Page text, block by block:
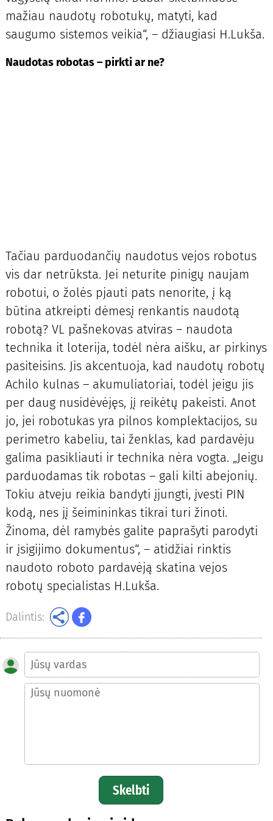
mažiau naudotų robotukų, matyti, kad
saugumo sistemos veikia“, – džiaugiasi H.Lukša.
Naudotas robotas – pirkti ar ne?
Tačiau parduodančių naudotus vejos robotus
vis dar netrūksta. Jei neturite pinigų naujam
robotui, o žolės pjauti pats nenorite, į ką
būtina atkreipti dėmesį renkantis naudotą
robotą? VL pašnekovas atviras – naudota
technika it loterija, todėl nėra aišku, ar pirkinys
pasiteisins. Jis akcentuoja, kad naudotų robotų
Achilo kulnas – akumuliatoriai, todėl jeigu jis
per daug nusidėvėjęs, jį reikėtų pakeisti. Anot
jo, jei robotukas yra pilnos komplektacijos, su
perimetro kabeliu, tai ženklas, kad pardavėju
galima pasikliauti ir technika nėra vogta. „Jeigu
parduodamas tik robotas – gali kilti abejonių.
Tokiu atveju reikia bandyti įjungti, įvesti PIN
kodą, nes jį šeimininkas tikrai turi žinoti.
Žinoma, dėl ramybės galite paprašyti parodyti
ir įsigijimo dokumentus“, – atidžiai rinktis
naudoto roboto pardavėją skatina vejos
robotų specialistas H.Lukša.
Dalintis:
Skelbti